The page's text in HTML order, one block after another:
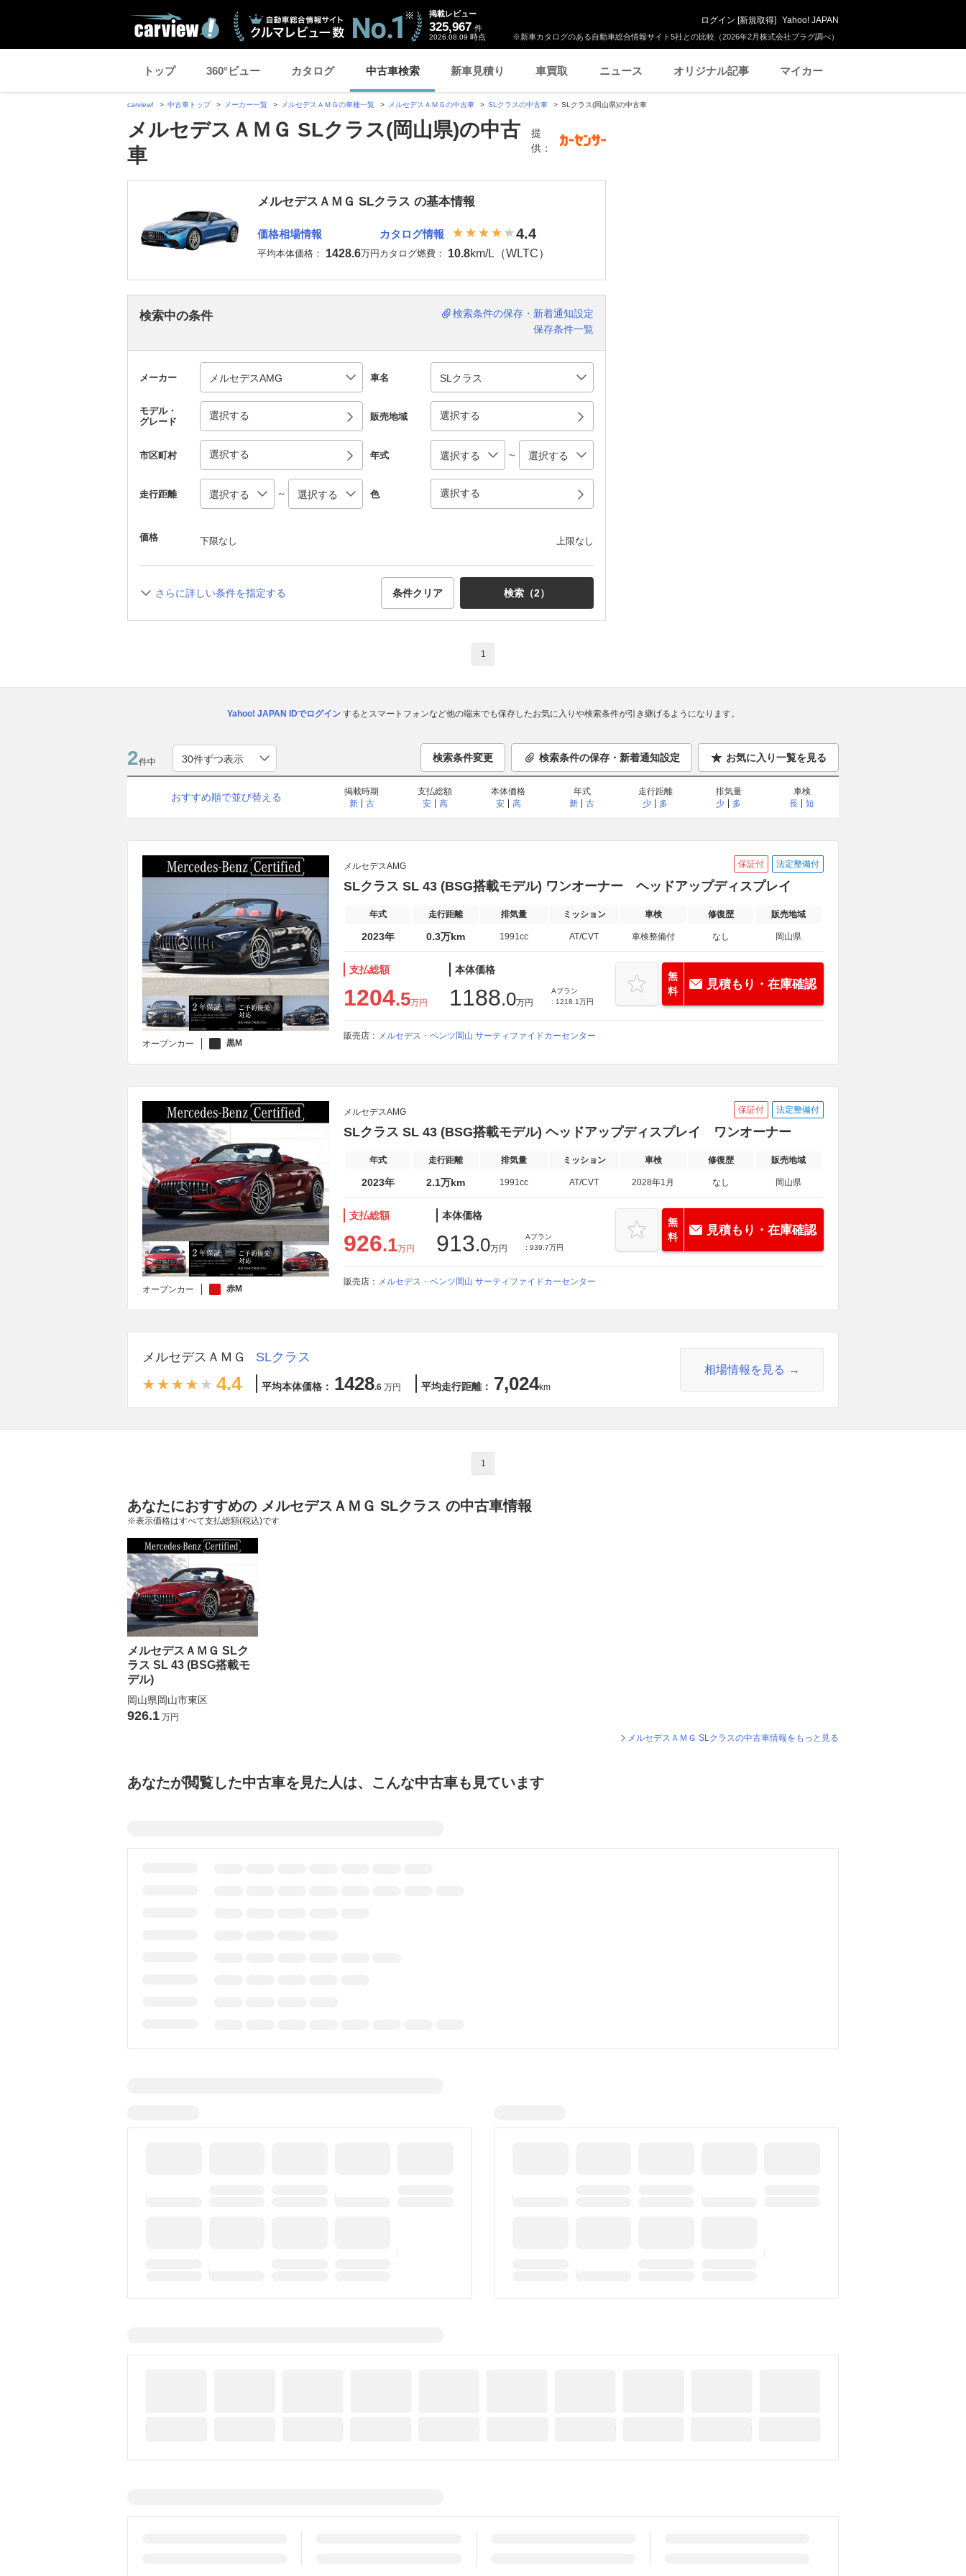
※新車カタログのある自動車総合情報サイト5社との比較（2026年2月株式会社プラグ調べ）
掲載レビュー
325,967 件
2026.08.09 時点
ログイン [新規取得] Yahoo! JAPAN
トップ 360°ビュー カタログ 中古車検索 新車見積り 車買取 ニュース オリジナル記事 マイカー
carview! 中古車トップ メーカー一覧 メルセデスＡＭＧの車種一覧 メルセデスＡＭＧの中古車 SLクラスの中古車 SLクラス(岡山県)の中古車
メルセデスＡＭＧ SLクラス(岡山県)の中古
車
提
供：
メルセデスＡＭＧ SLクラス の基本情報
価格相場情報
平均本体価格： 1428.6万円
カタログ情報 4.4
カタログ燃費： 10.8km/L（WLTC）
検索中の条件
検索条件の保存・新着通知設定
保存条件一覧
メーカー 車名
モデル・
グレード
選択する 販売地域 選択する
市区町村 選択する 年式 ～
走行距離 ～ 色 選択する
価格 下限なし 上限なし
さらに詳しい条件を指定する 条件クリア 検索（2）
1
Yahoo! JAPAN IDでログインするとスマートフォンなど他の端末でも保存したお気に入りや検索条件が引き継げるようになります。
2件中 検索条件変更 検索条件の保存・新着通知設定 お気に入り一覧を見る
おすすめ順で並び替える
掲載時期
新
古
支払総額
安
高
本体価格
安
高
年式
新
古
走行距離
少
多
排気量
少
多
車検
長
短
オープンカー 黒M
メルセデスAMG 保証付 法定整備付
SLクラス SL 43 (BSG搭載モデル) ワンオーナー ヘッドアップディスプレイ
年式 走行距離 排気量 ミッション 車検 修復歴 販売地域
2023年 0.3万km 1991cc AT/CVT 車検整備付 なし 岡山県
支払総額
1204.5万円
本体価格
1188.0万円
Aプラン
: 1218.1万円
無
料
見積もり・在庫確認
販売店： メルセデス・ベンツ岡山 サーティファイドカーセンター
オープンカー 赤M
メルセデスAMG 保証付 法定整備付
SLクラス SL 43 (BSG搭載モデル) ヘッドアップディスプレイ ワンオーナー
年式 走行距離 排気量 ミッション 車検 修復歴 販売地域
2023年 2.1万km 1991cc AT/CVT 2028年1月 なし 岡山県
支払総額
926.1万円
本体価格
913.0万円
Aプラン
: 939.7万円
無
料
見積もり・在庫確認
販売店： メルセデス・ベンツ岡山 サーティファイドカーセンター
メルセデスＡＭＧ SLクラス
4.4 平均本体価格： 1428.6 万円 平均走行距離： 7,024km
相場情報を見る
1
あなたにおすすめの メルセデスＡＭＧ SLクラス の中古車情報
※表示価格はすべて支払総額(税込)です
メルセデスＡＭＧ SLク
ラス SL 43 (BSG搭載モ
デル)
岡山県岡山市東区
926.1 万円
メルセデスＡＭＧ SLクラスの中古車情報をもっと見る
あなたが閲覧した中古車を見た人は、こんな中古車も見ています